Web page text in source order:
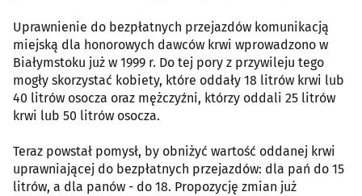
Uprawnienie do bezpłatnych przejazdów komunikacją
miejską dla honorowych dawców krwi wprowadzono w
Białymstoku już w 1999 r. Do tej pory z przywileju tego
mogły skorzystać kobiety, które oddały 18 litrów krwi lub
40 litrów osocza oraz mężczyźni, którzy oddali 25 litrów
krwi lub 50 litrów osocza.
Teraz powstał pomysł, by obniżyć wartość oddanej krwi
uprawniającej do bezpłatnych przejazdów: dla pań do 15
litrów, a dla panów - do 18. Propozycję zmian już